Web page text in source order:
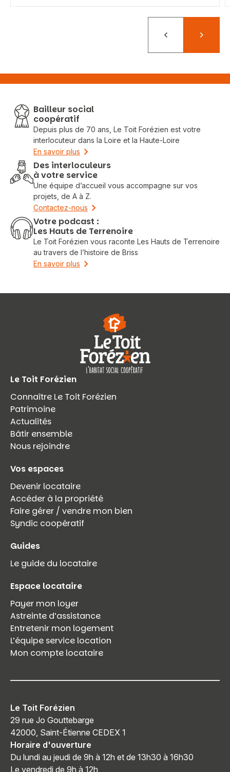
PrécédentSuivant
Bailleur social
coopératif
Depuis plus de 70 ans, Le Toit Forézien est votre
interlocuteur dans la Loire et la Haute-Loire
En savoir plus
Des interloculeurs
à votre service
Une équipe d’accueil vous accompagne sur vos
projets, de A à Z.
Contactez-nous
Votre podcast :
Les Hauts de Terrenoire
Le Toit Forézien vous raconte Les Hauts de Terrenoire
au travers de l’histoire de Briss
En savoir plus
Le Toit Forézien
Connaître Le Toit Forézien
Patrimoine
Actualités
Bâtir ensemble
Nous rejoindre
Vos espaces
Devenir locataire
Accéder à la propriété
Faire gérer / vendre mon bien
Syndic coopératif
Guides
Le guide du locataire
Espace locataire
Payer mon loyer
Astreinte d’assistance
Entretenir mon logement
L’équipe service location
Mon compte locataire
Le Toit Forézien
29 rue Jo Gouttebarge
42000, Saint-Étienne CEDEX 1
Horaire d'ouverture
Du lundi au jeudi de 9h à 12h et de 13h30 à 16h30
Le vendredi de 9h à 12h